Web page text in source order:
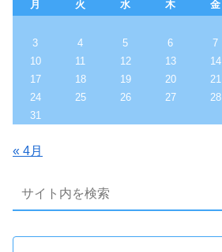
月 火 水 木 金
3
4 5 6 7
10
11 12 13 14
17
18 19 20 21
24
25 26 27 28
31
« 4月